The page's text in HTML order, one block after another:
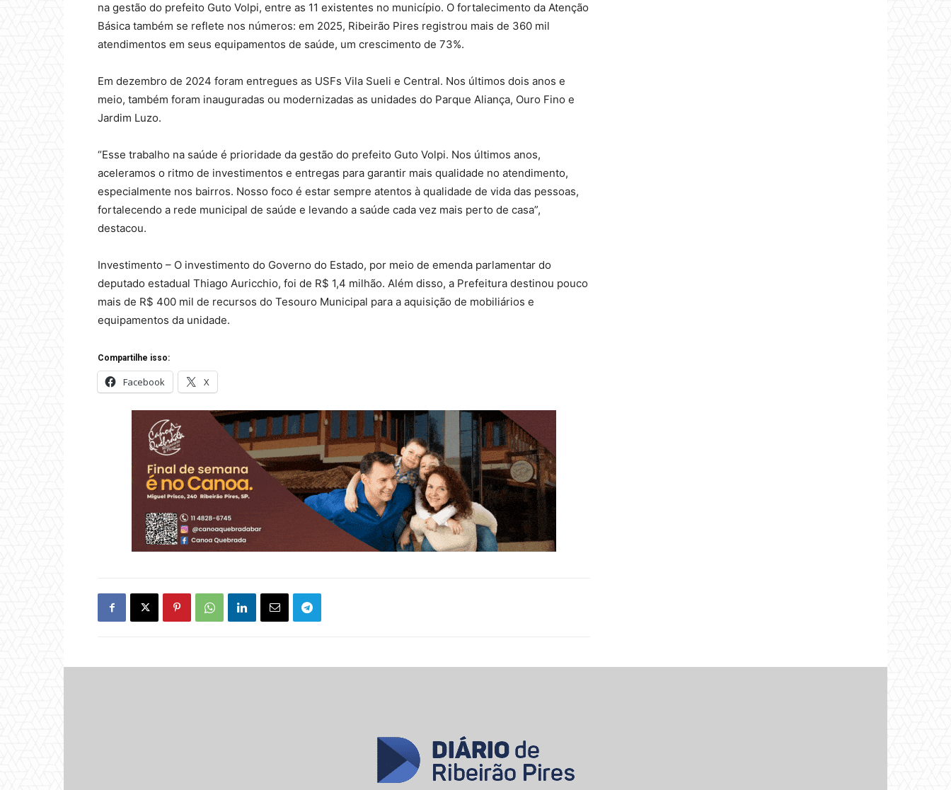
na gestão do prefeito Guto Volpi, entre as 11 existentes no município. O fortalecimento da Atenção
Básica também se reflete nos números: em 2025, Ribeirão Pires registrou mais de 360 mil
atendimentos em seus equipamentos de saúde, um crescimento de 73%.
Em dezembro de 2024 foram entregues as USFs Vila Sueli e Central. Nos últimos dois anos e
meio, também foram inauguradas ou modernizadas as unidades do Parque Aliança, Ouro Fino e
Jardim Luzo.
“Esse trabalho na saúde é prioridade da gestão do prefeito Guto Volpi. Nos últimos anos,
aceleramos o ritmo de investimentos e entregas para garantir mais qualidade no atendimento,
especialmente nos bairros. Nosso foco é estar sempre atentos à qualidade de vida das pessoas,
fortalecendo a rede municipal de saúde e levando a saúde cada vez mais perto de casa”,
destacou.
Investimento – O investimento do Governo do Estado, por meio de emenda parlamentar do
deputado estadual Thiago Auricchio, foi de R$ 1,4 milhão. Além disso, a Prefeitura destinou pouco
mais de R$ 400 mil de recursos do Tesouro Municipal para a aquisição de mobiliários e
equipamentos da unidade.
Compartilhe isso:
Facebook X